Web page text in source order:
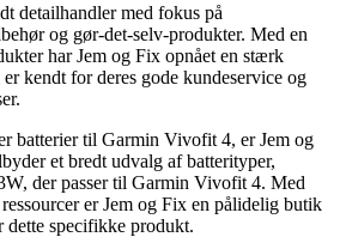
detailhandler med fokus på
og gør-det-selv-produkter. Med en
har Jem og Fix opnået en stærk
kendt for deres gode kundeservice og
batterier til Garmin Vivofit 4, er Jem og
et bredt udvalg af batterityper,
der passer til Garmin Vivofit 4. Med
er Jem og Fix en pålidelig butik
dette specifikke produkt.